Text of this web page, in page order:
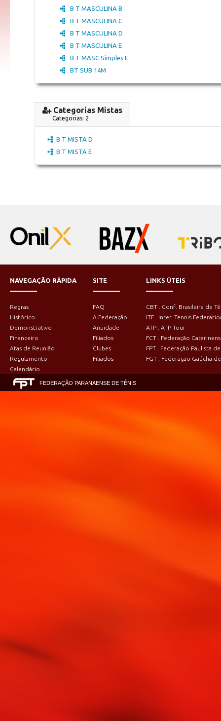
B T MASCULINA B
B T MASCULINA C
B T MASCULINA D
B T MASCULINA E
B T MASC Simples E
BT SUB 14M
Categorias Mistas
Categorias: 2
B T MISTA D
B T MISTA E
NAVEGAÇÃO RÁPIDA
Regras
Histórico
Demonstrativo
Financeiro
Atas de Reunião
Regulamento
Calendário
SITE
FAQ
A Federação
Anuidade
Filiados
Clubes
Filiados
LINKS ÚTEIS
CBT . Conf. Brasileira de
ITF . Inter. Tennis
ATP . ATP Tour
FCT . Federação
FPT . Federação Paulista
FGT . Federação Gaúcha
FEDERAÇÃO PARANAENSE DE TÊNIS